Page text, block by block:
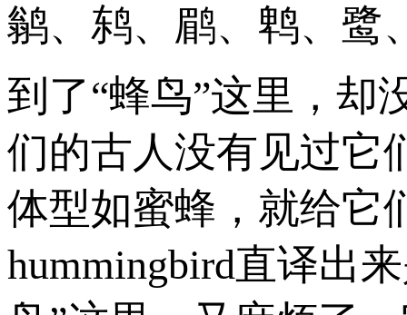
鹟、鸫、鹛、鹎、
到了“蜂鸟”这里，却
们的古人没有见过它
体型如蜜蜂，就给它
hummingbird直译出